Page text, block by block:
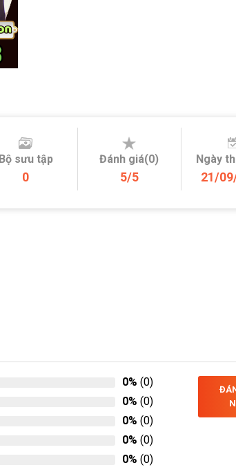
Bộ sưu tập
0
Đánh giá(0)
5/5
Ngày
21/
0% (0)
0% (0)
0% (0)
0% (0)
0% (0)